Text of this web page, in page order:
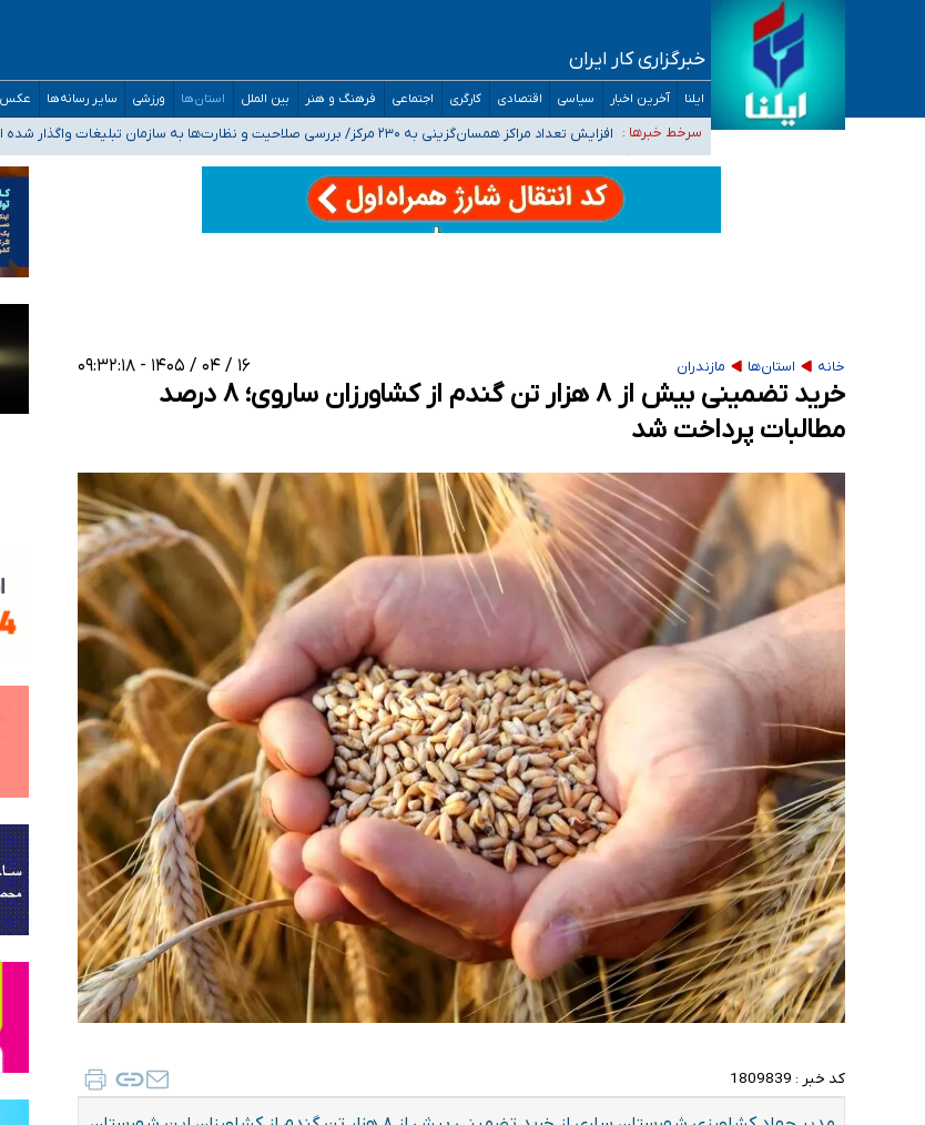
خبرگزاری کار ایران
ایلنا آخرین اخبار سیاسی اقتصادی کارگری اجتماعی فرهنگ و هنر بین الملل استان‌ها ورزشی سایر رسانه‌ها عکس
سرخط خبرها :
ضرورت آموزش حریم خصوصی در فضای آنلاین در مدارس/ هزینه‌های سنگین اجتماعی انتشار تصاویر خصوصی برای
مجرمان از ترس رسواییافزایش تعداد مراکز همسان‌گزینی به ۲۳۰ مرکز/ بررسی صلاحیت و نظارت‌ها به سازمان تبلیغات واگذار شده است
۴۰ تا ۵۰ روز گرمای نسبی در پیش داریم/ دمای تهران به ۳۸ درجه می‌رسد
موضع وزارت بهداشت درباره ظرفیت پزشکی کنکور ۱۴۰۵: خواستار اصلاح ظرفیت‌ها هستیم، اما هنوز پاسخ مشخصی نگرفته‌ایم
تعویق آزمون ورودی دکترای تخصصی فرماندهی صحنه عملیات و دکترای تخصصی جغرافیای نظامی دافوس آجا
خانه استان‌ها مازندران ۱۶ / ۰۴ / ۱۴۰۵ - ۰۹:۳۲:۱۸
خرید تضمینی بیش از ۸ هزار تن گندم از کشاورزان ساروی؛ ۸ درصد
مطالبات پرداخت شد
کد خبر : 1809839